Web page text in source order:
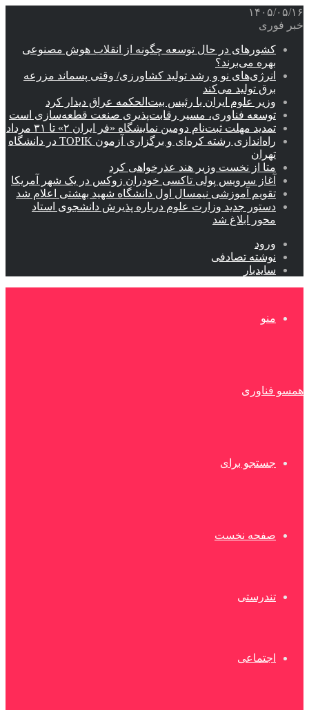
۱۴۰۵/۰۵/۱۶
خبر فوری
کشورهای در حال توسعه چگونه از انقلاب هوش مصنوعی
بهره می‌برند؟
انرژی‌های نو و رشد تولید کشاورزی/ وقتی پسماند مزرعه‌
برق تولید می‌کند
وزیر علوم ایران با رئیس بیت‌الحکمه عراق دیدار کرد
توسعه فناوری، مسیر رقابت‌پذیری صنعت قطعه‌سازی است
تمدید مهلت ثبت‌نام دومین نمایشگاه «فر ایران ۲» تا ۳۱ مرداد
راه‌اندازی رشته کره‌ای و برگزاری آزمون TOPIK در دانشگاه
تهران
متا از نخست وزیر هند عذرخواهی کرد
آغاز سرویس پولی تاکسی خودران زوکس در یک شهر آمریکا
تقویم آموزشی نیمسال اول دانشگاه شهید بهشتی اعلام شد
دستور جدید وزارت علوم درباره پذیرش دانشجوی استاد
محور ابلاغ شد
ورود
نوشته تصادفی
سایدبار
منو
همسو فناوری
جستجو برای
صفحه نخست
تندرستی
اجتماعی